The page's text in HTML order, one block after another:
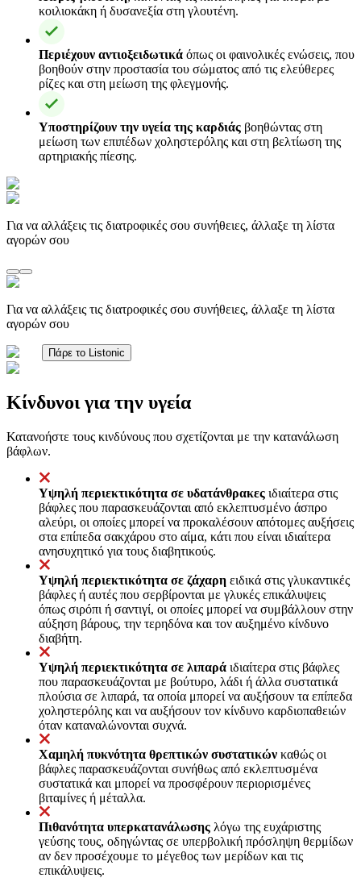
κοιλιοκάκη ή δυσανεξία στη γλουτένη.
Περιέχουν αντιοξειδωτικά όπως οι φαινολικές ενώσεις, που
βοηθούν στην προστασία του σώματος από τις ελεύθερες
ρίζες και στη μείωση της φλεγμονής.
Υποστηρίζουν την υγεία της καρδιάς βοηθώντας στη
μείωση των επιπέδων χοληστερόλης και στη βελτίωση της
αρτηριακής πίεσης.
Για να αλλάξεις τις διατροφικές σου συνήθειες, άλλαξε τη λίστα
αγορών σου
Για να αλλάξεις τις διατροφικές σου συνήθειες, άλλαξε τη λίστα
αγορών σου
Πάρε το Listonic
Κίνδυνοι για την υγεία
Κατανοήστε τους κινδύνους που σχετίζονται με την κατανάλωση
βάφλων.
Υψηλή περιεκτικότητα σε υδατάνθρακες ιδιαίτερα στις
βάφλες που παρασκευάζονται από εκλεπτυσμένο άσπρο
αλεύρι, οι οποίες μπορεί να προκαλέσουν απότομες αυξήσεις
στα επίπεδα σακχάρου στο αίμα, κάτι που είναι ιδιαίτερα
ανησυχητικό για τους διαβητικούς.
Υψηλή περιεκτικότητα σε ζάχαρη ειδικά στις γλυκαντικές
βάφλες ή αυτές που σερβίρονται με γλυκές επικάλυψεις
όπως σιρόπι ή σαντιγί, οι οποίες μπορεί να συμβάλλουν στην
αύξηση βάρους, την τερηδόνα και τον αυξημένο κίνδυνο
διαβήτη.
Υψηλή περιεκτικότητα σε λιπαρά ιδιαίτερα στις βάφλες
που παρασκευάζονται με βούτυρο, λάδι ή άλλα συστατικά
πλούσια σε λιπαρά, τα οποία μπορεί να αυξήσουν τα επίπεδα
χοληστερόλης και να αυξήσουν τον κίνδυνο καρδιοπαθειών
όταν καταναλώνονται συχνά.
Χαμηλή πυκνότητα θρεπτικών συστατικών καθώς οι
βάφλες παρασκευάζονται συνήθως από εκλεπτυσμένα
συστατικά και μπορεί να προσφέρουν περιορισμένες
βιταμίνες ή μέταλλα.
Πιθανότητα υπερκατανάλωσης λόγω της ευχάριστης
γεύσης τους, οδηγώντας σε υπερβολική πρόσληψη θερμίδων
αν δεν προσέχουμε το μέγεθος των μερίδων και τις
επικάλυψεις.